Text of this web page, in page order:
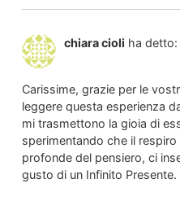
chiara cioli ha detto:
Carissime, grazie per le
leggere questa esperienza
mi trasmettono la gioia di
sperimentando che il
profonde del pensiero, ci
gusto di un Infinito Presente.